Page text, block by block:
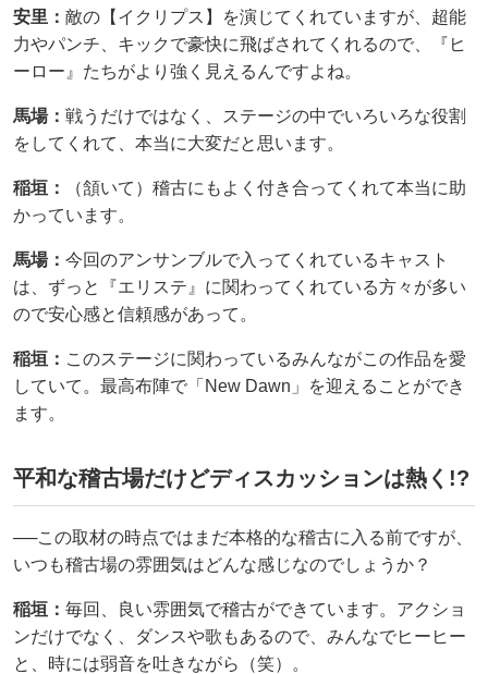
安里： 敵の【イクリプス】を演じてくれていますが、超能
力やパンチ、キックで豪快に飛ばされてくれるので、『ヒ
ーロー』たちがより強く見えるんですよね。
馬場： 戦うだけではなく、ステージの中でいろいろな役割
をしてくれて、本当に大変だと思います。
稲垣：
（頷いて）稽古にもよく付き合ってくれて本当に助
かっています。
馬場： 今回のアンサンブルで入ってくれているキャスト
は、ずっと『エリステ』に関わってくれている方々が多い
ので安心感と信頼感があって。
稲垣： このステージに関わっているみんながこの作品を愛
していて。最高布陣で「New Dawn」を迎えることができ
ます。
平和な稽古場だけどディスカッションは熱く!?
──この取材の時点ではまだ本格的な稽古に入る前ですが、
いつも稽古場の雰囲気はどんな感じなのでしょうか？
稲垣： 毎回、良い雰囲気で稽古ができています。アクショ
ンだけでなく、ダンスや歌もあるので、みんなでヒーヒー
と、時には弱音を吐きながら（笑）。